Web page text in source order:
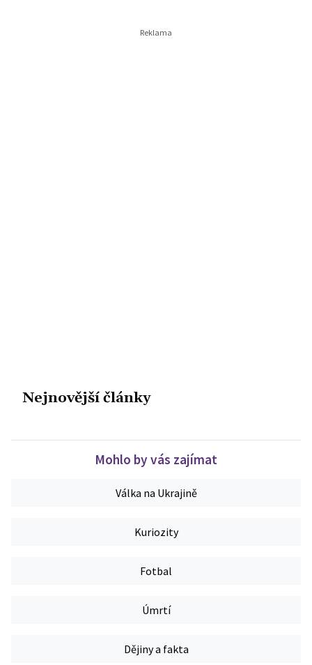
Nejnovější články
Mohlo by vás zajímat
Válka na Ukrajině
Kuriozity
Fotbal
Úmrtí
Dějiny a fakta